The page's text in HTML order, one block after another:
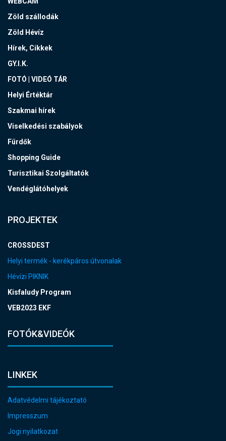
Zöld szállodák
Zöld Hévíz
Hírek, Cikkek
GY.I.K.
FOTÓ | VIDEÓ TÁR
Helyi Értéktár
Szakmai hírek
Viselkedési szabályok
Fürdők
Shopping Guide
Turisztikai Szolgáltatók
Vendéglátóhelyek
PROJEKTEK
CROSSDEST
Helyi termék - kerékpáros útvonalak
Hévízi PIKNIK
Kisfaludy Program
VEB2023 EKF
FOTÓK&VIDEÓK
LINKEK
Adatvédelmi tájékoztató
Impresszum
Jogi nyilatkozat